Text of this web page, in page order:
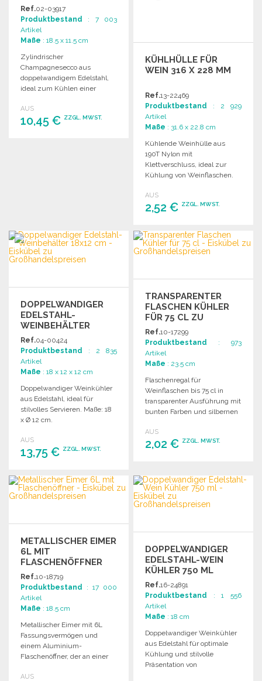
Ref.02-03917
Produktbestand : 7 003
Artikel
Maße : 18.5 x 11.5 cm
Zylindrischer
Champagnesecco aus
doppelwandigem Edelstahl,
ideal zum Kühlen einer
Veranstaltungen und
festliche Anlässe.
AUS
10,45 € ZZGL. MWST.
KÜHLHÜLLE FÜR
WEIN 316 X 228 MM
Ref.13-22469
Produktbestand : 2 929
Artikel
Maße : 31.6 x 22.8 cm
Kühlende Weinhülle aus
190T Nylon mit
Klettverschluss, ideal zur
Kühlung von Weinflaschen.
AUS
2,52 € ZZGL. MWST.
BESTELLEN
Angebot anfordern
DOPPELWANDIGER
EDELSTAHL-
WEINBEHÄLTER
18X12 CM
Ref.04-00424
Produktbestand : 2 835
Artikel
Maße : 18 x 12 x 12 cm
Doppelwandiger Weinkühler
aus Edelstahl, ideal für
stilvolles Servieren. Maße: 18
x Ø 12 cm.
AUS
13,75 € ZZGL. MWST.
BESTELLEN
Angebot anfordern
TRANSPARENTER
FLASCHEN KÜHLER
FÜR 75 CL ZU
GROSSHANDELSPREISEN
Ref.10-17299
Produktbestand : 973
Artikel
Maße : 23.5 cm
Flaschenregal für
Weinflaschen bis 75 cl in
transparenter Ausführung mit
bunten Farben und silbernen
Verpackung.
AUS
2,02 € ZZGL. MWST.
Angebot anfordern
METALLISCHER EIMER
6L MIT
FLASCHENÖFFNER
Ref.10-18719
Produktbestand : 17 000
Artikel
Maße : 18.5 cm
Metallischer Eimer mit 6L
Fassungsvermögen und
einem Aluminium-
Flaschenöffner, der an einer
AUS
DOPPELWANDIGER
EDELSTAHL-WEIN
KÜHLER 750 ML
Ref.16-24891
Produktbestand : 1 556
Artikel
Maße : 18 cm
Doppelwandiger Weinkühler
aus Edelstahl für optimale
Kühlung und stilvolle
Präsentation von